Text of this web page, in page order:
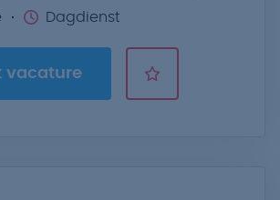
Dagdienst
vacature